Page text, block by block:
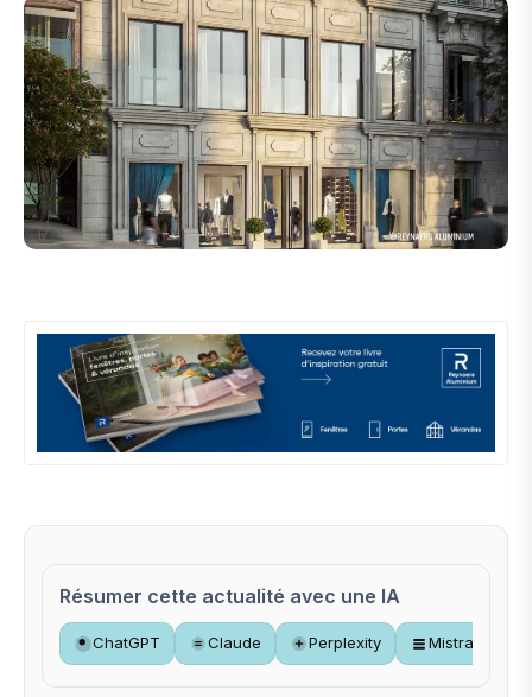
Résumer cette actualité avec une IA
ChatGPT Claude Perplexity Mistral